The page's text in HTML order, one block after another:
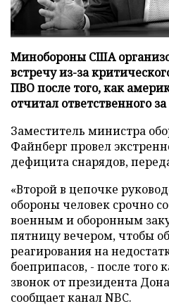
Минобороны США
встречу из-за
ПВО после того, как
отчитал ответственного
Заместитель министра
Файнберг провел
дефицита снарядов,
«Второй в цепочке
обороны человек срочно
военным и оборонным
пятницу вечером, чтобы
реагирования на
боеприпасов, - после
звонок от президента
сообщает канал NBC.